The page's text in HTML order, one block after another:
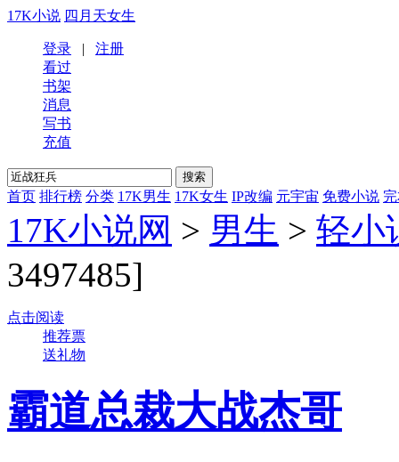
17K小说 四月天女生
登录 | 注册
看过
书架
消息
写书
充值
首页 排行榜 分类 17K男生 17K女生 IP改编 元宇宙 免费小说
17K小说网 > 男生 > 轻小
3497485]
点击阅读
推荐票
送礼物
霸道总裁大战杰哥